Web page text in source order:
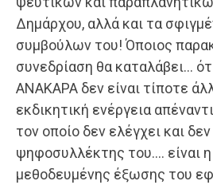
Δημάρχου, αλλά και τα
συμβούλων του! Όποιος
συνεδρίαση θα καταλάβει…
ΑΝΑΚΑΡΑ δεν είναι τίποτε
εκδικητική ενέργεια
τον οποίο δεν ελέγχει και δεν
ψηφοσυλλέκτης του…. είναι
μεθοδευμένης έξωσης του